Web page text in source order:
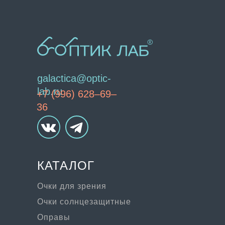
galactica@optic-
lab.ru
Очки для зрения
Очки солнцезащитные
Оправы
+7 (996) 628–69–
36
КАТАЛОГ